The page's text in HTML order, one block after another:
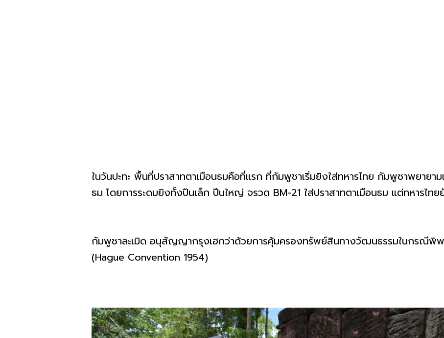
ในวันปะทะ พื้นที่ปราสาทตาเมือนธมคือที่แรก ที่กัมพูชาเริ่มยิงใส่ทหารไทย กัมพูชาพยายา
ธม โดยการระดมยิงทั้งปืนเล็ก ปืนใหญ่ จรวด BM-21 ใส่ปราสาทตาเมือนธม แต่ทหารไทย
กัมพูชาละเมิด อนุสัญญากรุงเฮกว่าด้วยการคุ้มครองทรัพย์สินทางวัฒนธรรมในกรณีพิพ
(Hague Convention 1954)